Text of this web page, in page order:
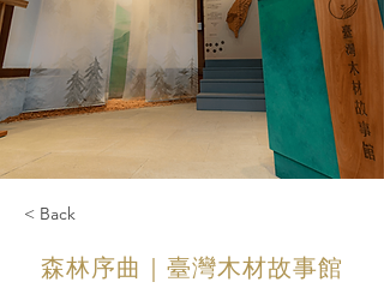
< Back
森林序曲｜臺灣木材故事館